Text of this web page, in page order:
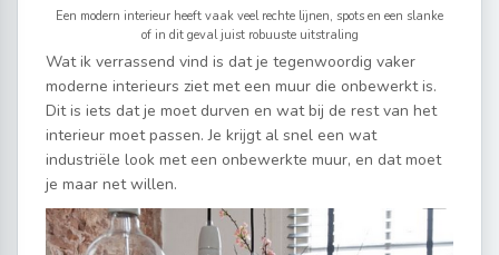
Een modern interieur heeft vaak veel rechte lijnen, spots en een slanke
of in dit geval juist robuuste uitstraling
Wat ik verrassend vind is dat je tegenwoordig vaker
moderne interieurs ziet met een muur die onbewerkt is.
Dit is iets dat je moet durven en wat bij de rest van het
interieur moet passen. Je krijgt al snel een wat
industriële look met een onbewerkte muur, en dat moet
je maar net willen.